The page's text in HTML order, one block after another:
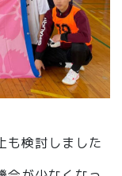
も検討しました